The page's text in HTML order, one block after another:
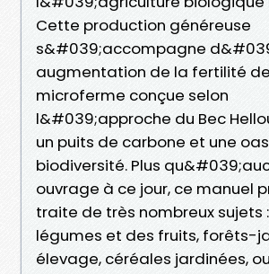
Cette production généreuse
s&#039;accompagne
augmentation de la fertilité
microferme conçue selon
l&#039;approche du Bec
un puits de carbone et une
biodiversité. Plus
ouvrage à ce jour, ce manuel
traite de très nombreux sujets
légumes et des fruits, forêts-
élevage, céréales jardinées,